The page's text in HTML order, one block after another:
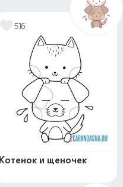
516
Котенок и щеночек